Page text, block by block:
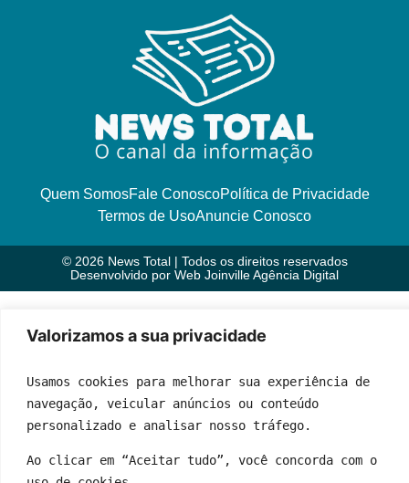
Valorizamos a sua privacidade
Usamos cookies para melhorar sua experiência de
navegação, veicular anúncios ou conteúdo
personalizado e analisar nosso tráfego.
Ao clicar em “Aceitar tudo”, você concorda com o
Quem SomosFale ConoscoPolítica de Privacidade
Termos de UsoAnuncie Conosco
© 2026 News Total | Todos os direitos reservados
Desenvolvido por Web Joinville Agência Digital